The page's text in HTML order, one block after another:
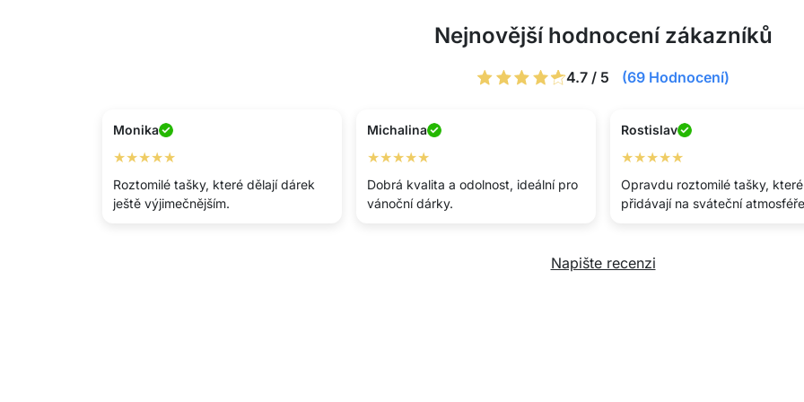
Nejnovější hodnocení zákazníků
4.7 / 5 (69 Hodnocení)
Monika
★★★★★
Roztomilé tašky, které dělají dárek
ještě výjimečnějším.
Michalina
★★★★★
Dobrá kvalita a odolnost, ideální pro
vánoční dárky.
Rostislav
★★★★★
Opravdu roztomilé tašky, které
přidávají na sváteční atmosféře
Napište recenzi